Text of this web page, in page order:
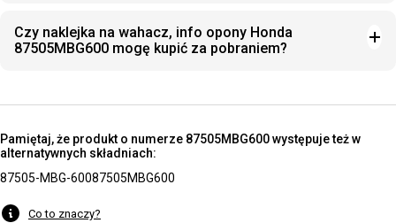
Czy naklejka na wahacz, info opony Honda
87505MBG600 mogę kupić za pobraniem?
Pamiętaj, że produkt o numerze 87505MBG600 występuje też w
alternatywnych składniach:
87505-MBG-60087505MBG600
Co to znaczy?